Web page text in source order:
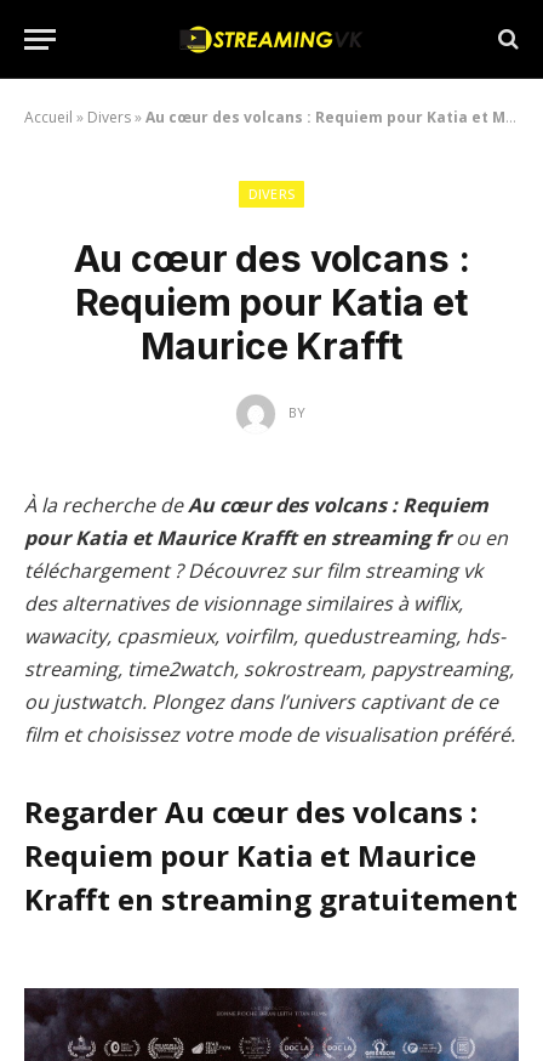
Accueil » Divers»Au cœur des volcans : Requiem pour Katia et Maurice Krafft
DIVERS
Au cœur des volcans :
Requiem pour Katia et
Maurice Krafft
BY
À la recherche deAu cœur des volcans : Requiem
pour Katia et Maurice Krafft en streaming frou en
téléchargement ? Découvrez sur film streaming vk
des alternatives de visionnage similaires à wiflix,
wawacity, cpasmieux, voirfilm, quedustreaming, hds-
streaming, time2watch, sokrostream, papystreaming,
ou justwatch. Plongez dans l’univers captivant de ce
film et choisissez votre mode de visualisation préféré.
Regarder Au cœur des volcans :
Requiem pour Katia et Maurice
Krafft en streaming gratuitement